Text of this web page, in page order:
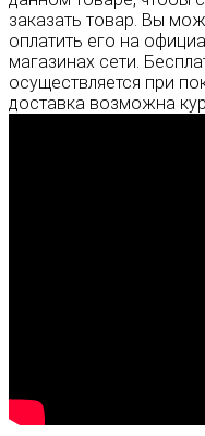
заказать товар. Вы
оплатить его на
магазинах сети.
осуществляется при
доставка возможна